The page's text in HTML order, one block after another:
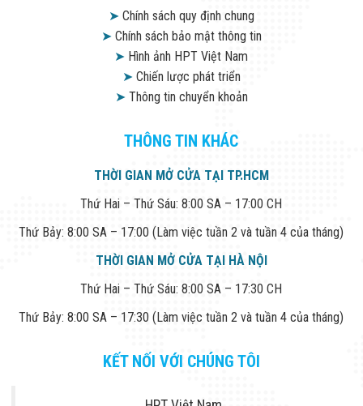
➤Chính sách quy định chung
➤Chính sách bảo mật thông tin
➤ Hình ảnh HPT Việt Nam
➤Chiến lược phát triển
➤Thông tin chuyển khoản
THÔNG TIN KHÁC
THỜI GIAN MỞ CỬA TẠI TP.HCM
Thứ Hai – Thứ Sáu: 8:00 SA – 17:00 CH
Thứ Bảy: 8:00 SA – 17:00 (Làm việc tuần 2 và tuần 4 của tháng)
THỜI GIAN MỞ CỬA TẠI HÀ NỘI
Thứ Hai – Thứ Sáu: 8:00 SA – 17:30 CH
Thứ Bảy: 8:00 SA – 17:30 (Làm việc tuần 2 và tuần 4 của tháng)
KẾT NỐI VỚI CHÚNG TÔI